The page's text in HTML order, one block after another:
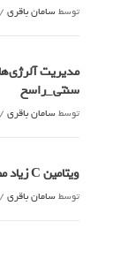
توسطسامان باقری /
مدیریت
سنتی_راسخ
توسطسامان باقری /
ویتامین C زیاد مصرف کنیم سنگ کلیه می گیریم؟_راسخ
توسطسامان باقری /